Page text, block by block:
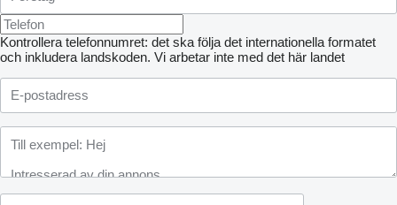
Kontrollera telefonnumret: det ska följa det internationella formatet
och inkludera landskoden. Vi arbetar inte med det här landet